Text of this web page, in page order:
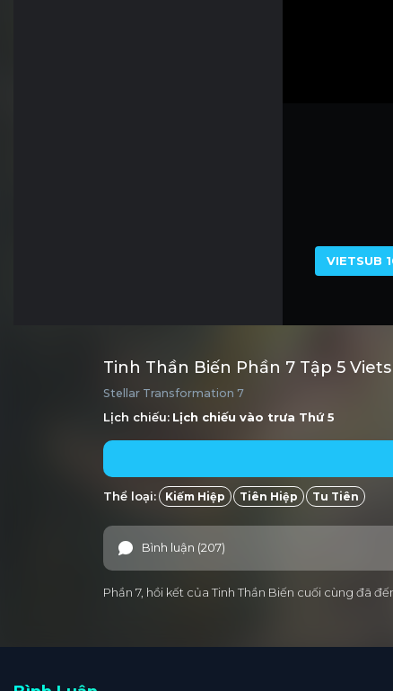
VIETSUB
Tinh Thần Biến Phần 7 Tập 5
Stellar Transformation 7
Lịch chiếu: Lịch chiếu vào trưa Thứ 5
Thể loại: Kiếm Hiệp Tiên Hiệp Tu Tiên
Bình luận (207)
Phần 7, hồi kết của Tinh Thần Biến cuối cùng đã